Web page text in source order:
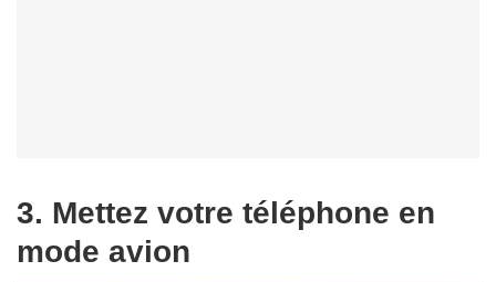
3. Mettez votre téléphone en
mode avion